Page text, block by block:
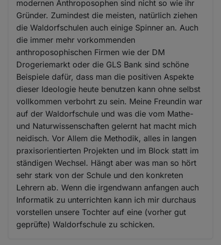
modernen Anthroposophen sind nicht so wie ihr
Gründer. Zumindest die meisten, natürlich ziehen
die Waldorfschulen auch einige Spinner an. Auch
die immer mehr vorkommenden
anthroposophischen Firmen wie der DM
Drogeriemarkt oder die GLS Bank sind schöne
Beispiele dafür, dass man die positiven Aspekte
dieser Ideologie heute benutzen kann ohne selbst
vollkommen verbohrt zu sein. Meine Freundin war
auf der Waldorfschule und was die vom Mathe-
und Naturwissenschaften gelernt hat macht mich
neidisch. Vor Allem die Methodik, alles in langen
praxisorientierten Projekten und im Block statt im
ständigen Wechsel. Hängt aber was man so hört
sehr stark von der Schule und den konkreten
Lehrern ab. Wenn die irgendwann anfangen auch
Informatik zu unterrichten kann ich mir durchaus
vorstellen unsere Tochter auf eine (vorher gut
geprüfte) Waldorfschule zu schicken.